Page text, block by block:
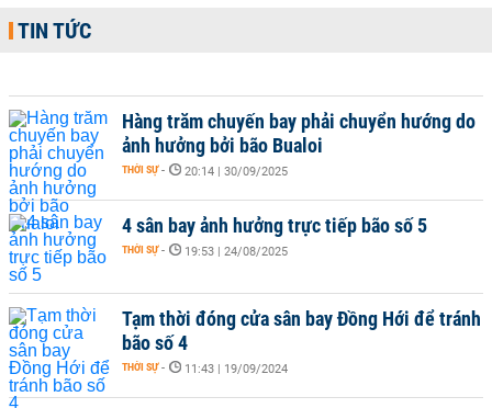
TIN TỨC
Hàng trăm chuyến bay phải chuyển hướng do
ảnh hưởng bởi bão Bualoi
THỜI SỰ - 20:14 | 30/09/2025
4 sân bay ảnh hưởng trực tiếp bão số 5
THỜI SỰ - 19:53 | 24/08/2025
Tạm thời đóng cửa sân bay Đồng Hới để tránh
bão số 4
THỜI SỰ - 11:43 | 19/09/2024